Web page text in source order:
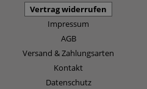
Vertrag widerrufen
Impressum
AGB
Versand & Zahlungsarten
Kontakt
Datenschutz